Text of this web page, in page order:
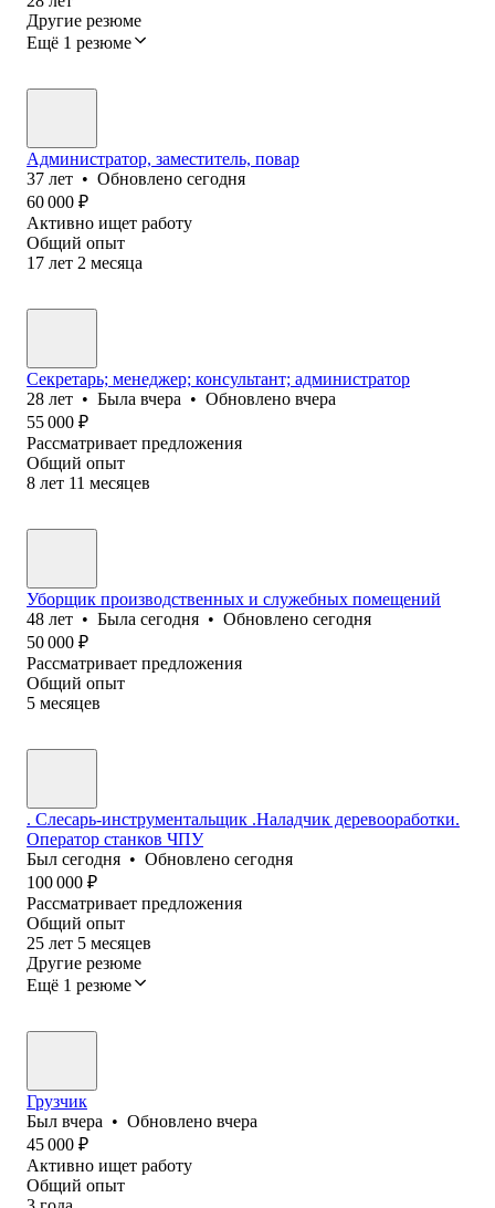
Другие резюме
Ещё 1 резюме
Администратор, заместитель, повар
37 лет • Обновлено сегодня
60 000 ₽
Активно ищет работу
Общий опыт
17 лет 2 месяца
Секретарь; менеджер; консультант; администратор
28 лет • Была вчера • Обновлено вчера
55 000 ₽
Рассматривает предложения
Общий опыт
8 лет 11 месяцев
Уборщик производственных и служебных помещений
48 лет • Была сегодня • Обновлено сегодня
50 000 ₽
Рассматривает предложения
Общий опыт
5 месяцев
. Слесарь-инструментальщик .Наладчик деревооработки.
Оператор станков ЧПУ
Был сегодня • Обновлено сегодня
100 000 ₽
Рассматривает предложения
Общий опыт
25 лет 5 месяцев
Другие резюме
Ещё 1 резюме
Грузчик
Был вчера • Обновлено вчера
45 000 ₽
Активно ищет работу
Общий опыт